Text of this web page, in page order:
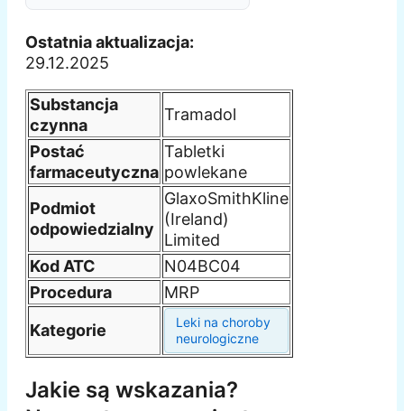
Ostatnia aktualizacja:
29.12.2025
Substancja
czynna
Tramadol
Postać
farmaceutyczna
Tabletki
powlekane
Podmiot
odpowiedzialny
GlaxoSmithKline
(Ireland)
Limited
Kod ATC
N04BC04
Procedura
MRP
Kategorie
Leki na choroby
neurologiczne
Jakie są wskazania?